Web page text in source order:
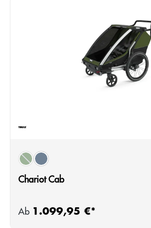
Farbeauswählen
cypress green
(Diese Option ist zurzeit nicht verfügbar.)
dark slate
Chariot Cab
Regulärer Preis:
Ab 1.099,95 €*